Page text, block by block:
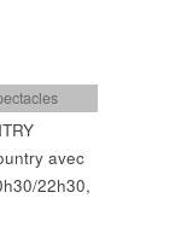
avec
22h30,